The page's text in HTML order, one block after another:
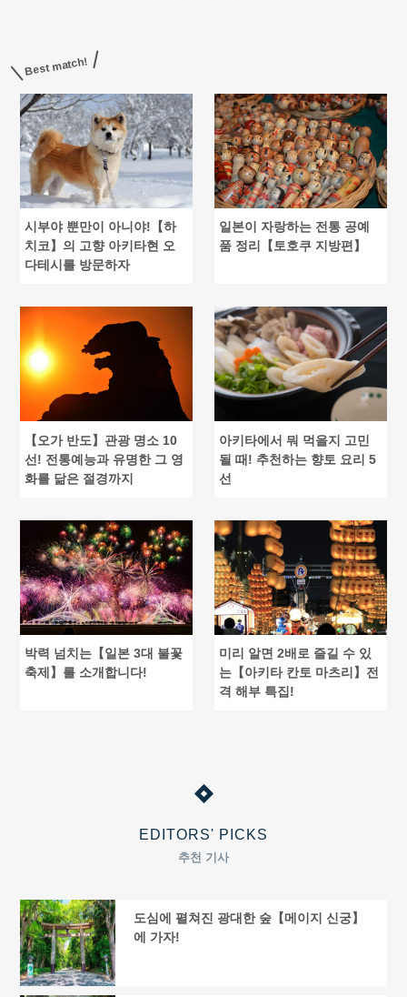
Best match!
시부야 뿐만이 아니야!【하
치코】의 고향 아키타현 오
다테시를 방문하자
일본이 자랑하는 전통 공예
품 정리【토호쿠 지방편】
【오가 반도】관광 명소 10
선! 전통예능과 유명한 그 영
화를 닮은 절경까지
아키타에서 뭐 먹을지 고민
될 때! 추천하는 향토 요리 5
선
박력 넘치는【일본 3대 불꽃
축제】를 소개합니다!
미리 알면 2배로 즐길 수 있
는【아키타 칸토 마츠리】전
격 해부 특집!
EDITORS' PICKS
추천 기사
도심에 펼쳐진 광대한 숲【메이지 신궁】
에 가자!